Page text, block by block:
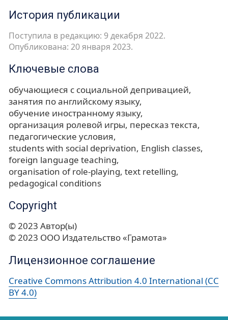
История публикации
Поступила в редакцию: 9 декабря 2022.
Опубликована: 20 января 2023.
Ключевые слова
обучающиеся с социальной депривацией
занятия по английскому языку
обучение иностранному языку
организация ролевой игры пересказ текста
педагогические условия
students with social deprivation English classes
foreign language teaching
organisation of role-playing text retelling
pedagogical conditions
Copyright
© 2023 Автор(ы)
© 2023 ООО Издательство «Грамота»
Лицензионное соглашение
Creative Commons Attribution 4.0 International (CC
BY 4.0)